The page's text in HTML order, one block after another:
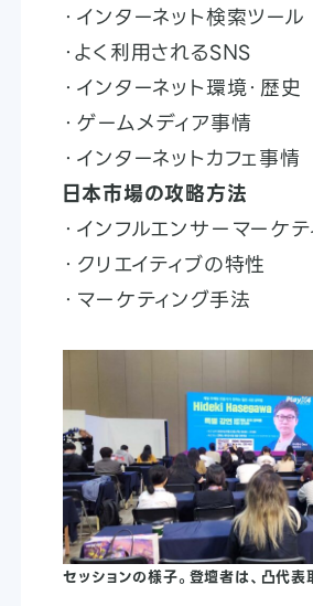
・インターネット検索ツール
・よく利用されるSNS
・インターネット環境・歴史
・ゲームメディア事情
・インターネットカフェ事情
日本市場の攻略方法
・インフルエンサーマーケ
・クリエイティブの特性
・マーケティング手法
セッションの様子。登壇者は、凸代